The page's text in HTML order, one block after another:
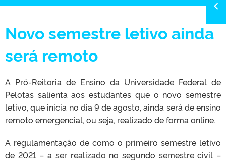
Novo semestre letivo ainda
será remoto
A Pró-Reitoria de Ensino da Universidade Federal de
Pelotas salienta aos estudantes que o novo semestre
letivo, que inicia no dia 9 de agosto, ainda será de ensino
remoto emergencial, ou seja, realizado de forma online.
A regulamentação de como o primeiro semestre letivo
de 2021 – a ser realizado no segundo semestre civil –